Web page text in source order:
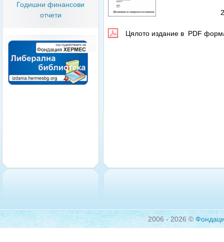
Цялото издание в PDF
Годишни финансови
отчети
2006 - 2026 ©